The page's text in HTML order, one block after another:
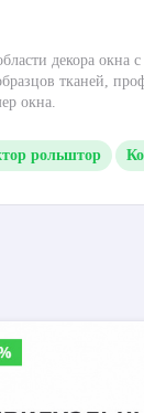
декора окна
тканей,
окна.
рольштор